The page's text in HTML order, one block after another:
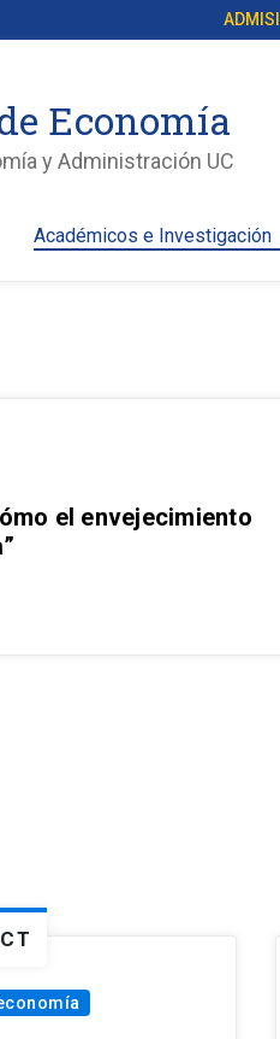
Economía
y Administración UC
Académicos e Investigación
el envejecimiento